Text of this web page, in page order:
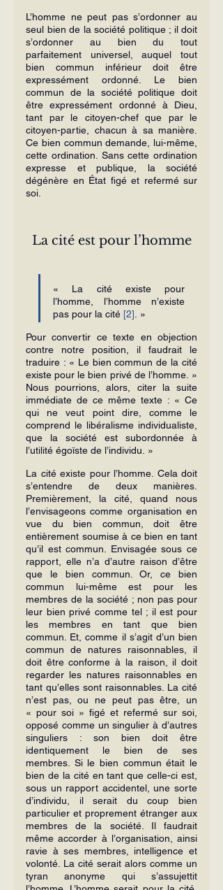
L’homme ne peut pas s’ordonner au
seul bien de la société politique ; il doit
s’ordonner au bien du tout
parfaitement universel, auquel tout
bien commun inférieur doit être
expressément ordonné. Le bien
commun de la société politique doit
être expressément ordonné à Dieu,
tant par le citoyen-chef que par le
citoyen-partie, chacun à sa manière.
Ce bien commun demande, lui-même,
cette ordination. Sans cette ordination
expresse et publique, la société
dégénère en État figé et refermé sur
soi.
La cité est pour l’homme
« La cité existe pour
l’homme, l’homme n’existe
pas pour la cité [2] . »
Pour convertir ce texte en objection
contre notre position, il faudrait le
traduire : « Le bien commun de la cité
existe pour le bien privé de l’homme. »
Nous pourrions, alors, citer la suite
immédiate de ce même texte : « Ce
qui ne veut point dire, comme le
comprend le libéralisme individualiste,
que la société est subordonnée à
l’utilité égoïste de l’individu. »
La cité existe pour l’homme. Cela doit
s’entendre de deux manières.
Premièrement, la cité, quand nous
l’envisageons comme organisation en
vue du bien commun, doit être
entièrement soumise à ce bien en tant
qu’il est commun. Envisagée sous ce
rapport, elle n’a d’autre raison d’être
que le bien commun. Or, ce bien
commun lui-même est pour les
membres de la société ; non pas pour
leur bien privé comme tel ; il est pour
les membres en tant que bien
commun. Et, comme il s’agit d’un bien
commun de natures raisonnables, il
doit être conforme à la raison, il doit
regarder les natures raisonnables en
tant qu’elles sont raisonnables. La cité
n’est pas, ou ne peut pas être, un
« pour soi » figé et refermé sur soi,
opposé comme un singulier à d’autres
singuliers : son bien doit être
identiquement le bien de ses
membres. Si le bien commun était le
bien de la cité en tant que celle-ci est,
sous un rapport accidentel, une sorte
d’individu, il serait du coup bien
particulier et proprement étranger aux
membres de la société. Il faudrait
même accorder à l’organisation, ainsi
ravie à ses membres, intelligence et
volonté. La cité serait alors comme un
tyran anonyme qui s’assujettit